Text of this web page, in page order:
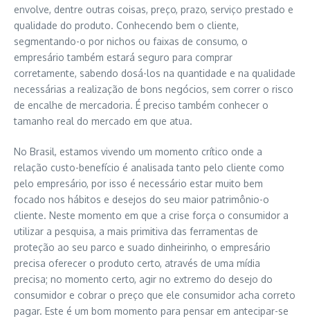
envolve, dentre outras coisas, preço, prazo, serviço prestado e
qualidade do produto. Conhecendo bem o cliente,
segmentando-o por nichos ou faixas de consumo, o
empresário também estará seguro para comprar
corretamente, sabendo dosá-los na quantidade e na qualidade
necessárias a realização de bons negócios, sem correr o risco
de encalhe de mercadoria. É preciso também conhecer o
tamanho real do mercado em que atua.
No Brasil, estamos vivendo um momento crítico onde a
relação custo-benefício é analisada tanto pelo cliente como
pelo empresário, por isso é necessário estar muito bem
focado nos hábitos e desejos do seu maior patrimônio-o
cliente. Neste momento em que a crise força o consumidor a
utilizar a pesquisa, a mais primitiva das ferramentas de
proteção ao seu parco e suado dinheirinho, o empresário
precisa oferecer o produto certo, através de uma mídia
precisa; no momento certo, agir no extremo do desejo do
consumidor e cobrar o preço que ele consumidor acha correto
pagar. Este é um bom momento para pensar em antecipar-se